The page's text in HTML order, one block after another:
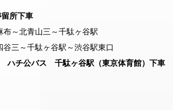
所下車
布～北青山三～千駄ヶ谷駅
谷三～千駄ヶ谷駅～渋谷駅東口
ハチ公バス 千駄ヶ谷駅（東京体育館）下車